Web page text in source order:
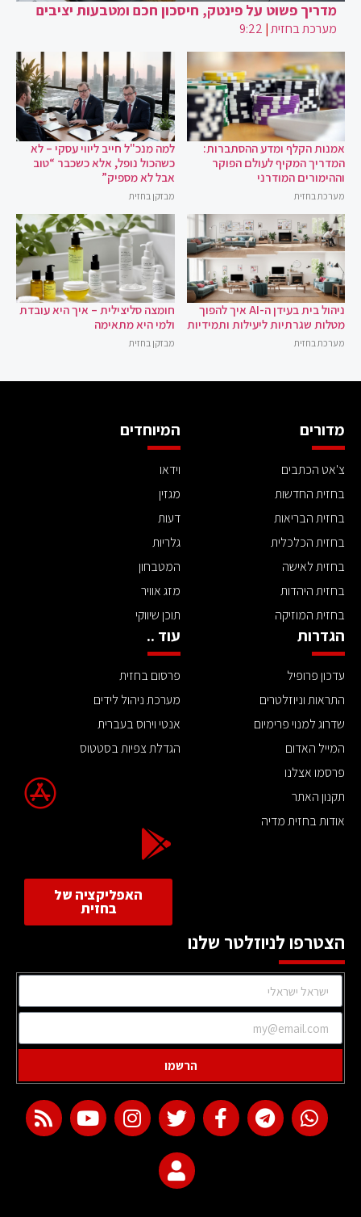
מדריך פשוט על פינטק, חיסכון חכם ומטבעות יציבים
מערכת בחזית|
9:22
אמנות הקלף ומדע ההסתברות:
המדריך המקיף לעולם הפוקר
וההימורים המודרני
מערכת בחזית
למה מנכ"ל חייב ליווי עסקי – לא
כשהכול נופל, אלא כשכבר “טוב
אבל לא מספיק”
מבזקן בחזית
ניהול בית בעידן ה-AI איך להפוך
מטלות שגרתיות ליעילות ותמידיות
מערכת בחזית
חומצה סליצילית – איך היא עובדת
ולמי היא מתאימה
מבזקן בחזית
מדורים
צ'אט הכתבים
בחזית החדשות
בחזית הבריאות
בחזית הכלכלית
בחזית לאישה
בחזית היהדות
בחזית המוזיקה
המיוחדים
וידאו
מגזין
דעות
גלריות
המטבחון
מזג אוויר
תוכן שיווקי
הגדרות
עדכון פרופיל
התראות וניוזלטרים
שדרוג למנוי פרימיום
המייל האדום
פרסמו אצלנו
תקנון האתר
אודות בחזית מדיה
עוד ..
פרסום בחזית
מערכת ניהול לידים
אנטי וירוס בעברית
הגדלת צפיות בסטטוס
האפליקציה של
בחזית
הצטרפו לניוזלטר שלנו
הרשמו